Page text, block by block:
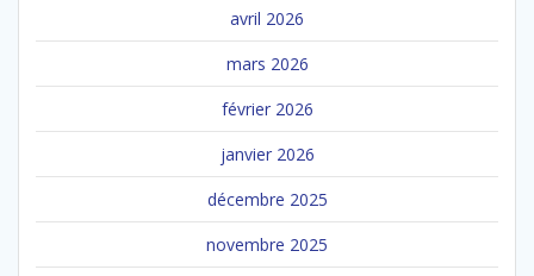
avril 2026
mars 2026
février 2026
janvier 2026
décembre 2025
novembre 2025